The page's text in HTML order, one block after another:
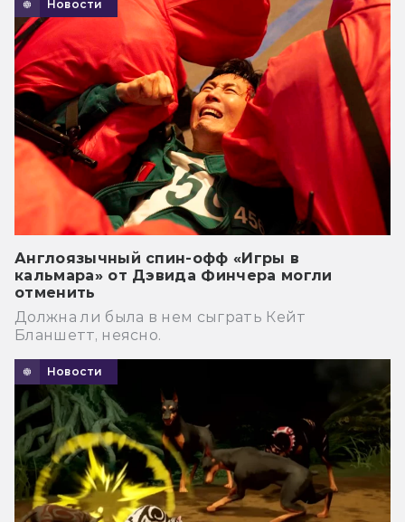
Новости
Англоязычный спин-офф «Игры в
кальмара» от Дэвида Финчера могли
отменить
Должна ли была в нем сыграть Кейт
Бланшетт, неясно.
Новости